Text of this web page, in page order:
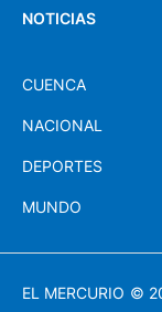
NOTICIAS
CUENCA
NACIONAL
DEPORTES
MUNDO
EL MERCURIO ©